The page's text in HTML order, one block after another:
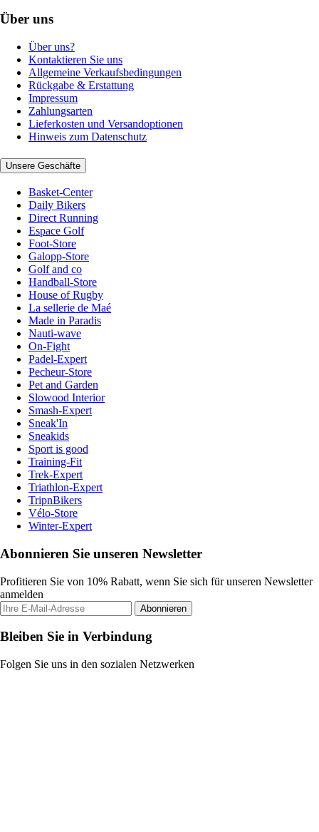
Über uns
Über uns?
Kontaktieren Sie uns
Allgemeine Verkaufsbedingungen
Rückgabe & Erstattung
Impressum
Zahlungsarten
Lieferkosten und Versandoptionen
Hinweis zum Datenschutz
Unsere Geschäfte
Basket-Center
Daily Bikers
Direct Running
Espace Golf
Foot-Store
Galopp-Store
Golf and co
Handball-Store
House of Rugby
La sellerie de Maé
Made in Paradis
Nauti-wave
On-Fight
Padel-Expert
Pecheur-Store
Pet and Garden
Slowood Interior
Smash-Expert
Sneak'In
Sneakids
Sport is good
Training-Fit
Trek-Expert
Triathlon-Expert
TripnBikers
Vélo-Store
Winter-Expert
Abonnieren Sie unseren Newsletter
Profitieren Sie von 10% Rabatt, wenn Sie sich für unseren Newsletter
anmelden
Abonnieren
Bleiben Sie in Verbindung
Folgen Sie uns in den sozialen Netzwerken